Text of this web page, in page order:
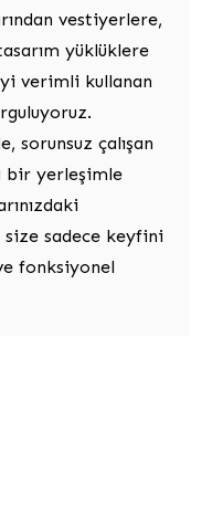
vestiyerlere,
yüklüklere
verimli kullanan
sorunsuz çalışan
bir yerleşimle
sadece keyfini
fonksiyonel